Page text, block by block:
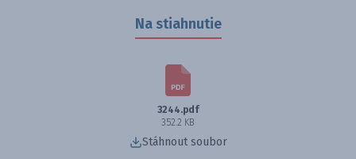
Na stiahnutie
3244.pdf
352.2 KB
Stáhnout soubor